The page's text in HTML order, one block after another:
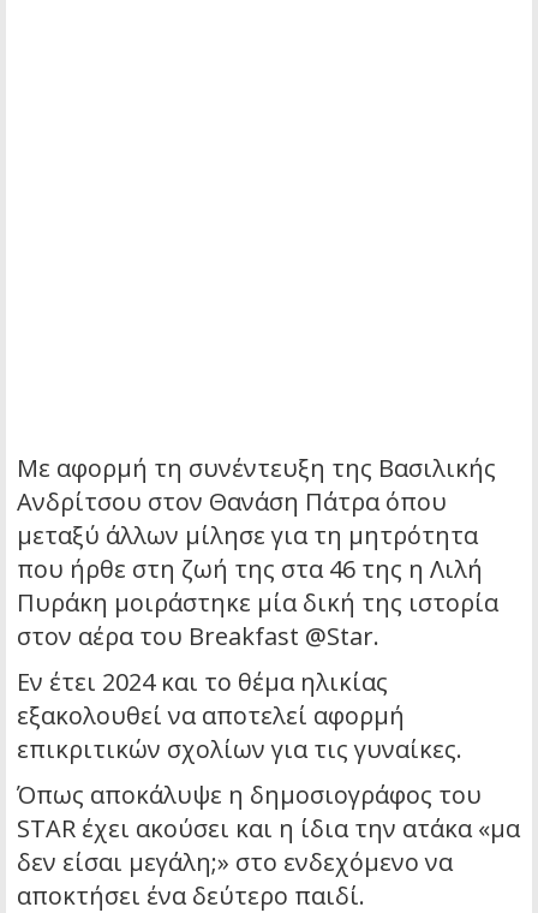
Με αφορμή τη συνέντευξη της Βασιλικής
Ανδρίτσου στον Θανάση Πάτρα όπου
μεταξύ άλλων μίλησε για τη μητρότητα
που ήρθε στη ζωή της στα 46 της η Λιλή
Πυράκη μοιράστηκε μία δική της ιστορία
στον αέρα του Breakfast @Star.
Εν έτει 2024 και το θέμα ηλικίας
εξακολουθεί να αποτελεί αφορμή
επικριτικών σχολίων για τις γυναίκες.
Όπως αποκάλυψε η δημοσιογράφος του
STAR έχει ακούσει και η ίδια την ατάκα «μα
δεν είσαι μεγάλη;» στο ενδεχόμενο να
αποκτήσει ένα δεύτερο παιδί.